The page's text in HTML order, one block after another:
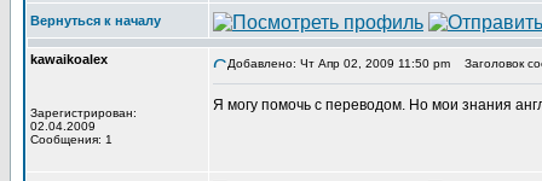
Вернуться к началу
kawaikoalex
Зарегистрирован:
02.04.2009
Сообщения: 1
Добавлено: Чт Апр 02, 2009 11:50 pm Заголовок
Я могу помочь с переводом. Но мои знания